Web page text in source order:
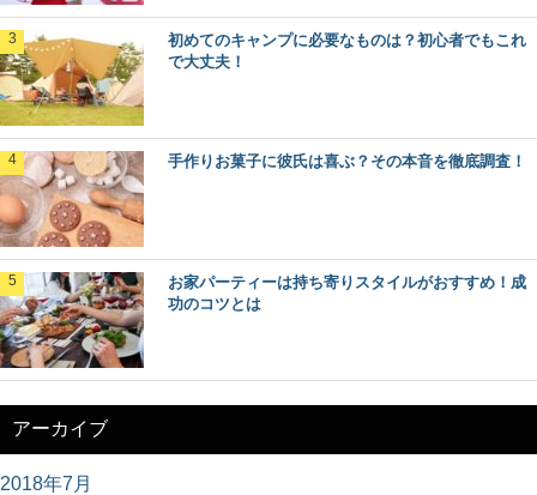
初めてのキャンプに必要なものは？初心者でもこれ
で大丈夫！
手作りお菓子に彼氏は喜ぶ？その本音を徹底調査！
お家パーティーは持ち寄りスタイルがおすすめ！成
功のコツとは
アーカイブ
2018年7月